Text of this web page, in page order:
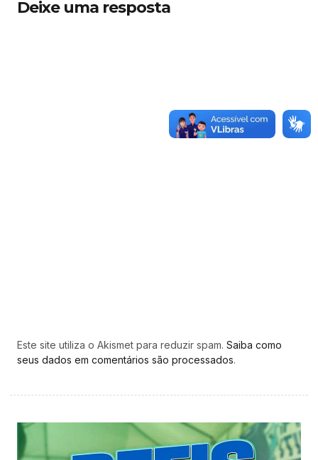
Deixe uma resposta
Este site utiliza o Akismet para reduzir spam. Saiba como
seus dados em comentários são processados.